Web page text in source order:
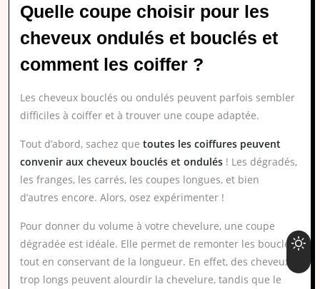
Quelle coupe choisir pour les
cheveux ondulés et bouclés et
comment les coiffer ?
Les cheveux bouclés ou ondulés peuvent parfois sembler
difficiles à coiffer et à trouver une coupe adaptée.
Tout d’abord, sachez que toutes les coiffures peuvent
convenir aux cheveux bouclés et ondulés ! Les dégradés,
les franges, les carrés, les coupes longues, et bien
d’autres encore. Alors, osez expérimenter !
Pour donner du volume à votre chevelure, une coupe
dégradée est idéale. Elle permet de remonter les boucles
tout en conservant de la longueur. En effet, des cheveux
trop longs peuvent alourdir la chevelure, tandis que le